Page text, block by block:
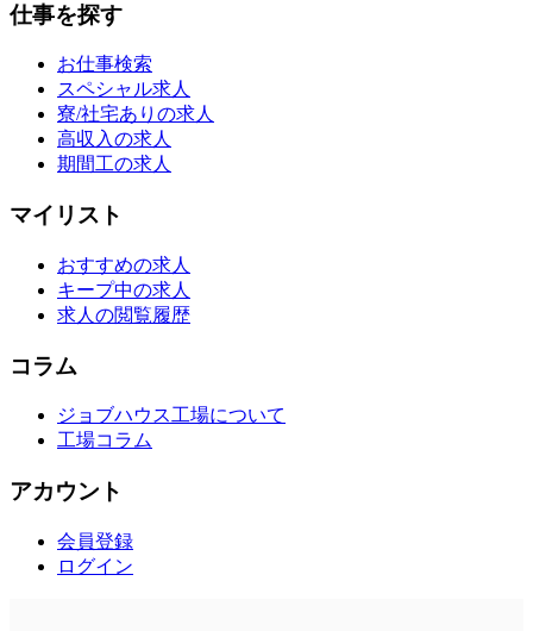
仕事を探す
お仕事検索
スペシャル求人
寮/社宅ありの求人
高収入の求人
期間工の求人
マイリスト
おすすめの求人
キープ中の求人
求人の閲覧履歴
コラム
ジョブハウス工場について
工場コラム
アカウント
会員登録
ログイン